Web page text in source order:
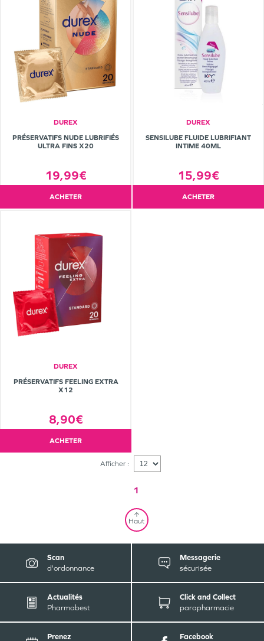
DUREX
PRÉSERVATIFS NUDE LUBRIFIÉS
ULTRA FINS X20
19,99€
ACHETER
DUREX
SENSILUBE FLUIDE LUBRIFIANT
INTIME 40ML
15,99€
ACHETER
DUREX
PRÉSERVATIFS FEELING EXTRA
X12
8,90€
ACHETER
Afficher :
1
Haut
Scan
d'ordonnance
Messagerie
sécurisée
Actualités
Pharmabest
Click and Collect
parapharmacie
Prenez
Facebook